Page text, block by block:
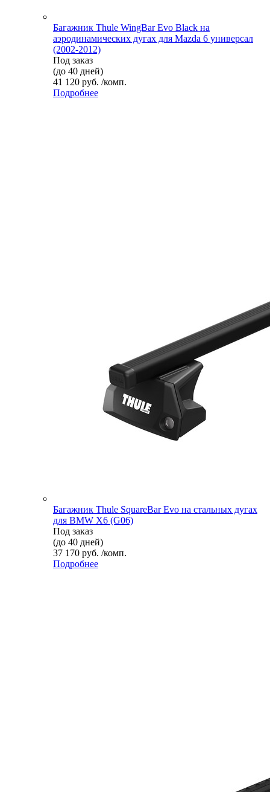
Багажник Thule WingBar Evo Black на
аэродинамических дугах для Mazda 6 универсал
(2002-2012)
Под заказ
(до 40 дней)
41 120 руб. /комп.
Подробнее
Багажник Thule SquareBar Evo на стальных дугах
для BMW X6 (G06)
Под заказ
(до 40 дней)
37 170 руб. /комп.
Подробнее